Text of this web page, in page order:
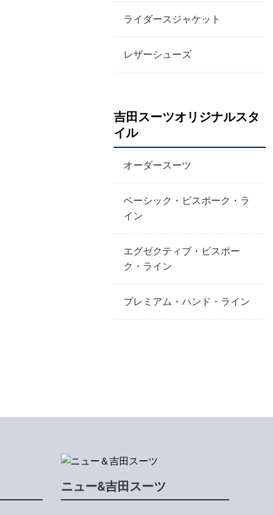
ライダースジャケット
レザーシューズ
吉田スーツオリジナルスタ
イル
オーダースーツ
ベーシック・ビスポーク・ラ
イン
エグゼクティブ・ビスポー
ク・ライン
プレミアム・ハンド・ライン
ニュー&吉田スーツ